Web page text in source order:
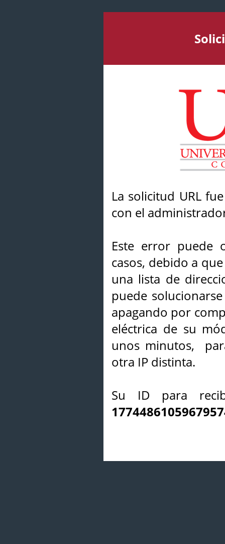
La solicitud URL
con el
Este error puede
casos, debido a
una lista de
puede
apagando por
eléctrica de su
unos minutos,
otra IP distinta.
Su ID para